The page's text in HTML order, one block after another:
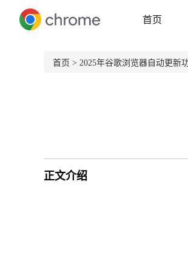
首页
首页 > 2025年谷歌浏览器自动更新
正文介绍